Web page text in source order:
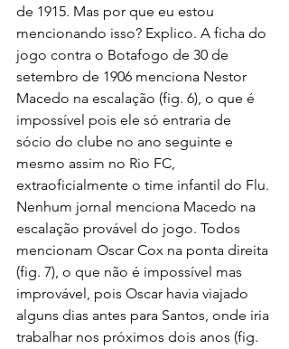
de 1915. Mas por que eu estou
mencionando isso? Explico. A ficha do
jogo contra o Botafogo de 30 de
setembro de 1906 menciona Nestor
Macedo na escalação (fig. 6), o que é
impossível pois ele só entraria de
sócio do clube no ano seguinte e
mesmo assim no Rio FC,
extraoficialmente o time infantil do Flu.
Nenhum jornal menciona Macedo na
escalação provável do jogo. Todos
mencionam Oscar Cox na ponta direita
(fig. 7), o que não é impossível mas
improvável, pois Oscar havia viajado
alguns dias antes para Santos, onde iria
trabalhar nos próximos dois anos (fig.